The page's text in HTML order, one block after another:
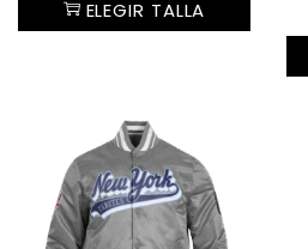
ELEGIR TALLA